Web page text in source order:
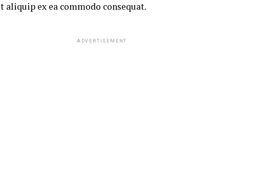
ex ea commodo consequat.
ADVERTISEMENT